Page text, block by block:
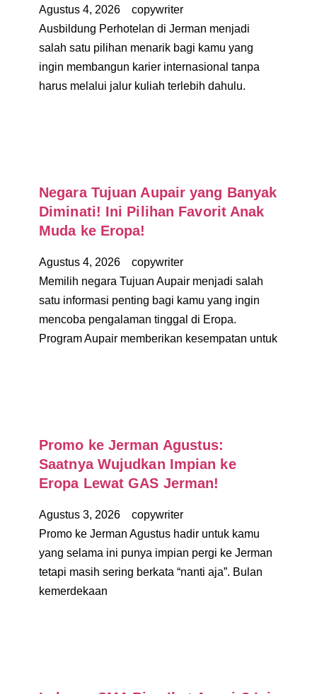
Agustus 4, 2026
copywriter
Ausbildung Perhotelan di Jerman menjadi
salah satu pilihan menarik bagi kamu yang
ingin membangun karier internasional tanpa
harus melalui jalur kuliah terlebih dahulu.
Negara Tujuan Aupair yang Banyak
Diminati! Ini Pilihan Favorit Anak
Muda ke Eropa!
Agustus 4, 2026
copywriter
Memilih negara Tujuan Aupair menjadi salah
satu informasi penting bagi kamu yang ingin
mencoba pengalaman tinggal di Eropa.
Program Aupair memberikan kesempatan untuk
Promo ke Jerman Agustus:
Saatnya Wujudkan Impian ke
Eropa Lewat GAS Jerman!
Agustus 3, 2026
copywriter
Promo ke Jerman Agustus hadir untuk kamu
yang selama ini punya impian pergi ke Jerman
tetapi masih sering berkata “nanti aja”. Bulan
kemerdekaan